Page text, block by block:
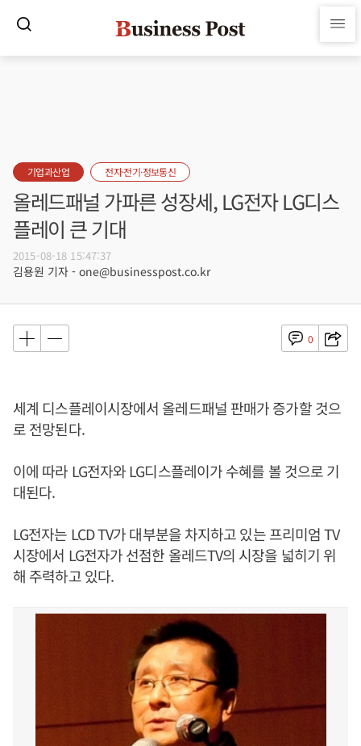
기업과산업 전자·전기·정보통신
올레드패널 가파른 성장세, LG전자 LG디스
플레이 큰 기대
2015-08-18 15:47:37
김용원 기자 - one@businesspost.co.kr
0
세계 디스플레이시장에서 올레드패널 판매가 증가할 것으
로 전망된다.
이에 따라 LG전자와 LG디스플레이가 수혜를 볼 것으로 기
대된다.
LG전자는 LCD TV가 대부분을 차지하고 있는 프리미엄 TV
시장에서 LG전자가 선점한 올레드TV의 시장을 넓히기 위
해 주력하고 있다.